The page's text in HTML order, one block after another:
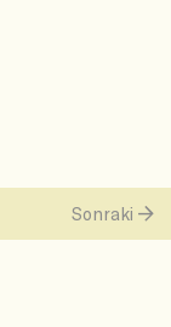
Sonraki